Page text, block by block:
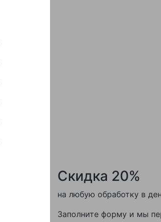
Скидка 20%
на любую обработку в
Заполните форму и мы